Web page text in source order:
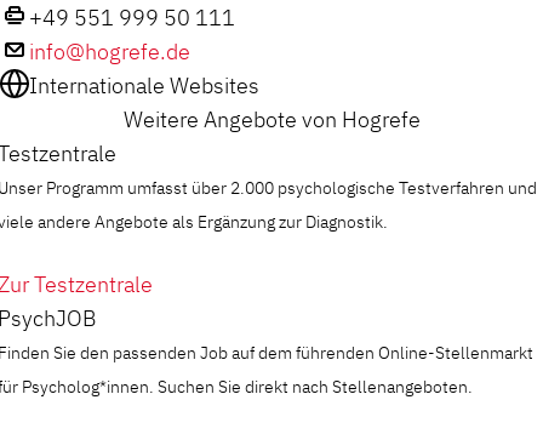
+49 551 999 50 111
info@hogrefe.de
Internationale Websites
Weitere Angebote von Hogrefe
Programm umfasst über 2.000 psychologische Testverfahren und
andere Angebote als Ergänzung zur Diagnostik.
Testzentrale
Sie den passenden Job auf dem führenden Online-Stellenmarkt
Psycholog*innen. Suchen Sie direkt nach Stellenangeboten.